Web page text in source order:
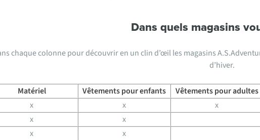
Dans quels magasins
chaque colonne pour découvrir en un clin d’œil les magasins
d’hiver.
Matériel Vêtements pour enfants
Vêtements pour adultes
x x
x
x
x
x
x